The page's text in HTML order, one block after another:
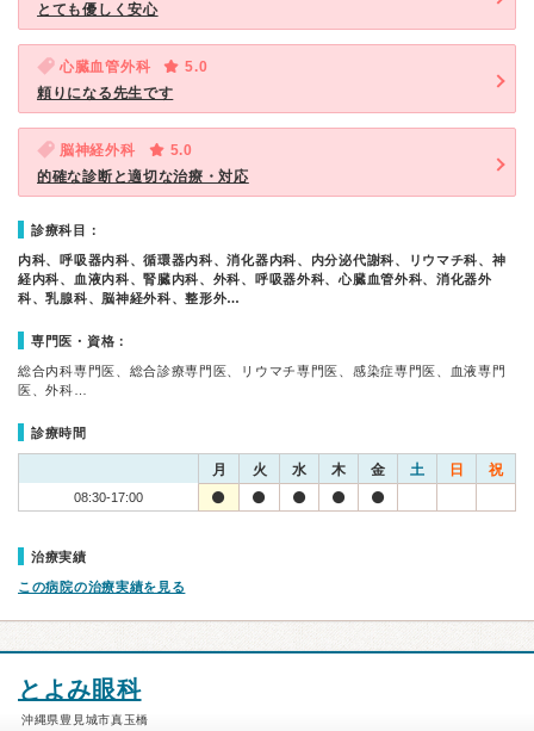
とても優しく安心
心臓血管外科
5.0
頼りになる先生です
脳神経外科
5.0
的確な診断と適切な治療・対応
診療科目：
内科、呼吸器内科、循環器内科、消化器内科、内分泌代謝科、リウマチ科、神
経内科、血液内科、腎臓内科、外科、呼吸器外科、心臓血管外科、消化器外
科、乳腺科、脳神経外科、整形外…
専門医・資格：
総合内科専門医、総合診療専門医、リウマチ専門医、感染症専門医、血液専門
医、外科…
診療時間
月 火 水 木 金 土 日 祝
08:30-17:00
治療実績
この病院の治療実績を見る
とよみ眼科
沖縄県豊見城市真玉橋